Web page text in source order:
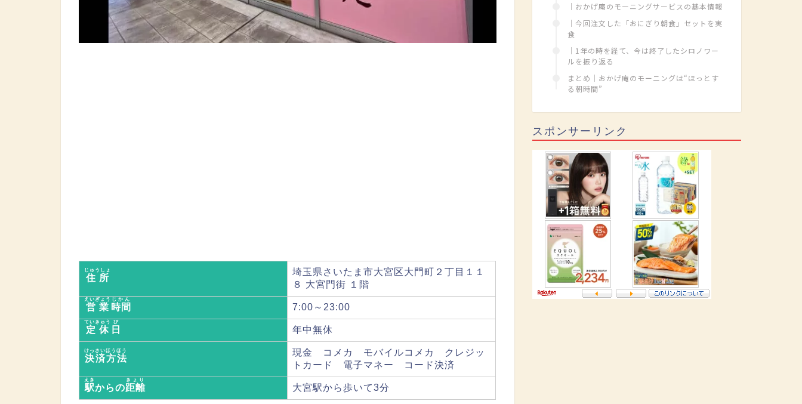
住所
じゅうしょ
埼玉県さいたま市大宮区大門町２丁目１１
８ 大宮門街 １階
営業
えいぎょう
時間
じかん
7:00～23:00
定休
ていきゅう
日
び
年中無休
決済方法
けっさいほうほう
現金 コメカ モバイルコメカ クレジッ
トカード 電子マネー コード決済
駅
えき
からの距離
きょり
大宮駅から歩いて3分
｜おかげ庵のモーニングサービスの基本情報
｜今回注文した「おにぎり朝食」セットを実
食
｜1年の時を経て、今は終了したシロノワー
ルを振り返る
まとめ｜おかげ庵のモーニングは“ほっとす
る朝時間”
スポンサーリンク